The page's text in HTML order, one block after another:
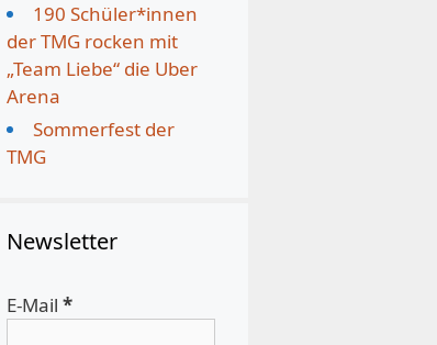
190 Schüler*innen
der TMG rocken mit
„Team Liebe“ die Uber
Arena
Sommerfest der
TMG
Newsletter
E-Mail *